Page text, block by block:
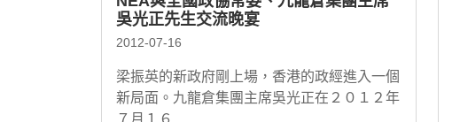
吳光正先生交流晚宴
2012-07-16
梁振英的新政府剛上場，香港的政經進入一個
新局面。九龍倉集團主席吳光正在２０１２年
７月１６...